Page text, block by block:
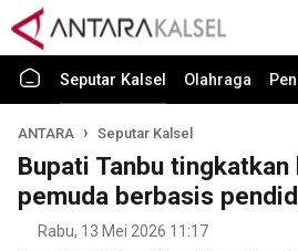
Seputar Kalsel Olahraga
ANTARA Seputar Kalsel
Bupati Tanbu
pemuda berbasis
Rabu, 13 Mei 2026 11:17